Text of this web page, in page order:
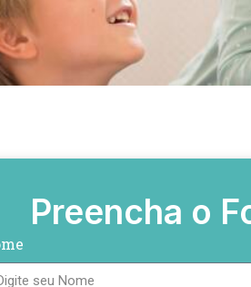
Preencha o